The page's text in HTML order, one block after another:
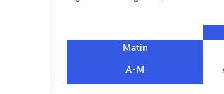
Matin
A-M